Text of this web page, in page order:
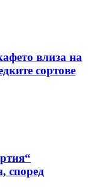
влиза на
сортове
според